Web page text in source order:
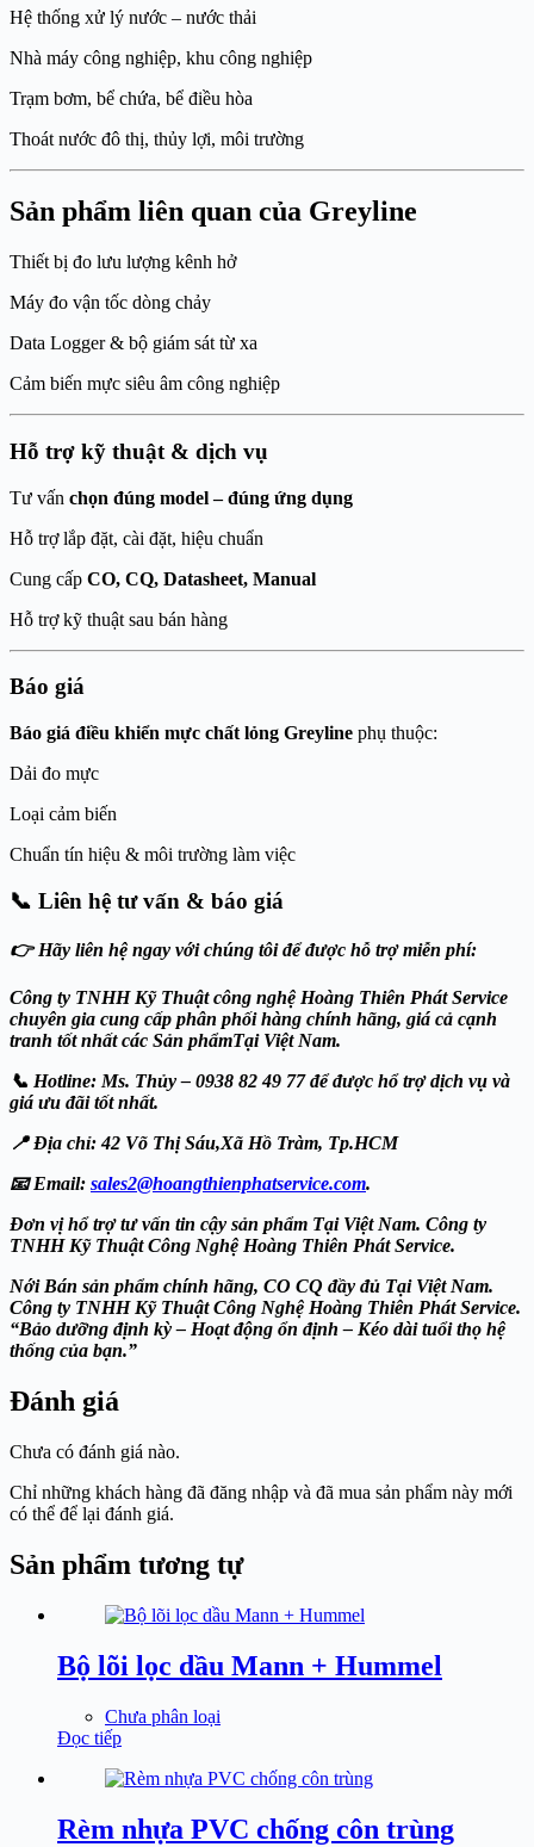
Hệ thống xử lý nước – nước thải
Nhà máy công nghiệp, khu công nghiệp
Trạm bơm, bể chứa, bể điều hòa
Thoát nước đô thị, thủy lợi, môi trường
Sản phẩm liên quan của Greyline
Thiết bị đo lưu lượng kênh hở
Máy đo vận tốc dòng chảy
Data Logger & bộ giám sát từ xa
Cảm biến mực siêu âm công nghiệp
Hỗ trợ kỹ thuật & dịch vụ
Tư vấn chọn đúng model – đúng ứng dụng
Hỗ trợ lắp đặt, cài đặt, hiệu chuẩn
Cung cấp CO, CQ, Datasheet, Manual
Hỗ trợ kỹ thuật sau bán hàng
Báo giá
Báo giá điều khiển mực chất lỏng Greyline phụ thuộc:
Dải đo mực
Loại cảm biến
Chuẩn tín hiệu & môi trường làm việc
📞 Liên hệ tư vấn & báo giá
👉 Hãy liên hệ ngay với chúng tôi để được hỗ trợ miễn phí:
Công ty TNHH Kỹ Thuật công nghệ Hoàng Thiên Phát Service
chuyên gia cung cấp phân phối hàng chính hãng, giá cả cạnh
tranh tốt nhất các Sản phẩmTại Việt Nam.
📞 Hotline: Ms. Thủy – 0938 82 49 77 để được hổ trợ dịch vụ và
giá ưu đãi tốt nhất.
📍 Địa chỉ: 42 Võ Thị Sáu,Xã Hồ Tràm, Tp.HCM
📧 Email: sales2@hoangthienphatservice.com.
Đơn vị hổ trợ tư vấn tin cậy sản phẩm Tại Việt Nam. Công ty
TNHH Kỹ Thuật Công Nghệ Hoàng Thiên Phát Service.
Nới Bán sản phẩm chính hãng, CO CQ đầy đủ Tại Việt Nam.
Công ty TNHH Kỹ Thuật Công Nghệ Hoàng Thiên Phát Service.
“Bảo dưỡng định kỳ – Hoạt động ổn định – Kéo dài tuổi thọ hệ
thống của bạn.”
Đánh giá
Chưa có đánh giá nào.
Chỉ những khách hàng đã đăng nhập và đã mua sản phẩm này mới
có thể để lại đánh giá.
Sản phẩm tương tự
Bộ lõi lọc dầu Mann + Hummel
Chưa phân loại
Đọc tiếp
Rèm nhựa PVC chống côn trùng